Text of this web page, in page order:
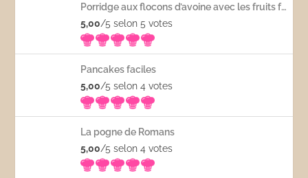
Porridge aux flocons d’avoine avec les fruits frais
5,00/5 selon 5votes
Pancakes faciles
5,00/5 selon 4votes
La pogne de Romans
5,00/5 selon 4votes